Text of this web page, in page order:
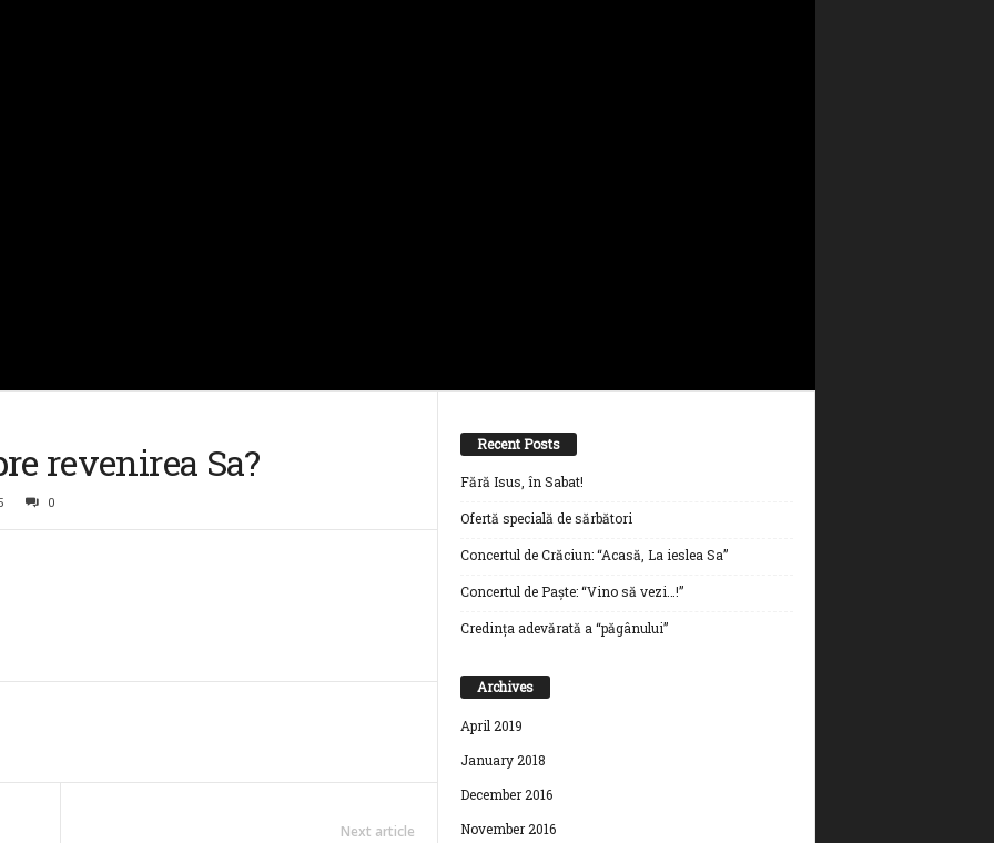
revenirea Sa?
0
Next article
Recent Posts
Fără Isus, în Sabat!
Ofertă specială de sărbători
Concertul de Crăciun: “Acasă, La ieslea Sa”
Concertul de Paște: “Vino să vezi…!”
Credința adevărată a “păgânului”
Archives
April 2019
January 2018
December 2016
November 2016